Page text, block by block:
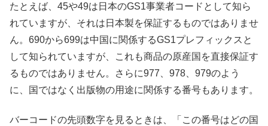
たとえば、45や49は日本のGS1事業者コードとして知ら
れていますが、それは日本製を保証するものではありませ
ん。690から699は中国に関係するGS1プレフィックスと
して知られていますが、これも商品の原産国を直接保証す
るものではありません。さらに977、978、979のよう
に、国ではなく出版物の用途に関係する番号もあります。
バーコードの先頭数字を見るときは、「この番号はどの国